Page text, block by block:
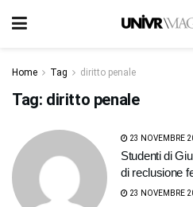
Home Tag diritto penale
Tag: diritto penale
23 NOVEMBRE
Studenti di
di reclusione
23 NOVEMBRE